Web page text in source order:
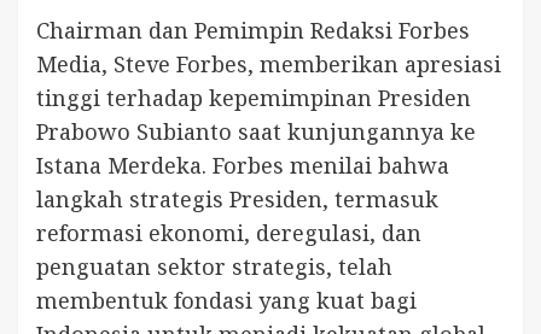
Chairman dan Pemimpin Redaksi Forbes
Media, Steve Forbes, memberikan apresiasi
tinggi terhadap kepemimpinan Presiden
Prabowo Subianto saat kunjungannya ke
Istana Merdeka. Forbes menilai bahwa
langkah strategis Presiden, termasuk
reformasi ekonomi, deregulasi, dan
penguatan sektor strategis, telah
membentuk fondasi yang kuat bagi